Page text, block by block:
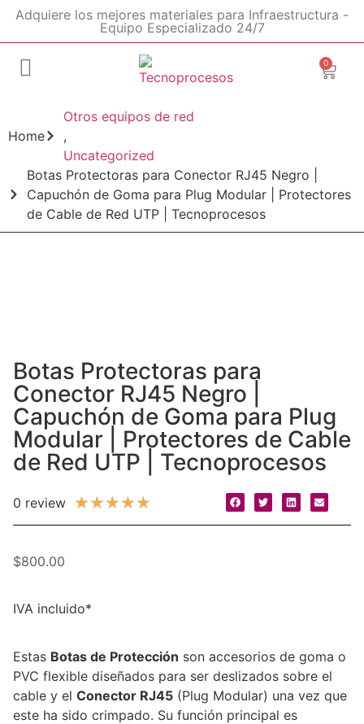
Adquiere los mejores materiales para Infraestructura -
Equipo Especializado 24/7
0
Home
Otros equipos de red
,
Uncategorized
Botas Protectoras para Conector RJ45 Negro |
Capuchón de Goma para Plug Modular | Protectores
de Cable de Red UTP | Tecnoprocesos
Botas Protectoras para
Conector RJ45 Negro |
Capuchón de Goma para Plug
Modular | Protectores de Cable
de Red UTP | Tecnoprocesos
0 review ★★★★★
$800.00
IVA incluido*
Estas Botas de Protección son accesorios de goma o
PVC flexible diseñados para ser deslizados sobre el
cable y el Conector RJ45 (Plug Modular) una vez que
este ha sido crimpado. Su función principal es